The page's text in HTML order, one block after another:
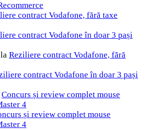
contract Vodafone, fără taxe
contract Vodafone în doar 3 pași
la Reziliere contract Vodafone, fără
contract Vodafone în doar 3 pași
Concurs și review complet mouse
4
și review complet mouse
4